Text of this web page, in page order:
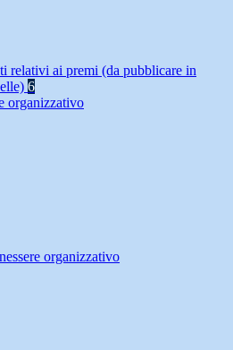
relativi ai premi (da pubblicare in
6
organizzativo
organizzativo